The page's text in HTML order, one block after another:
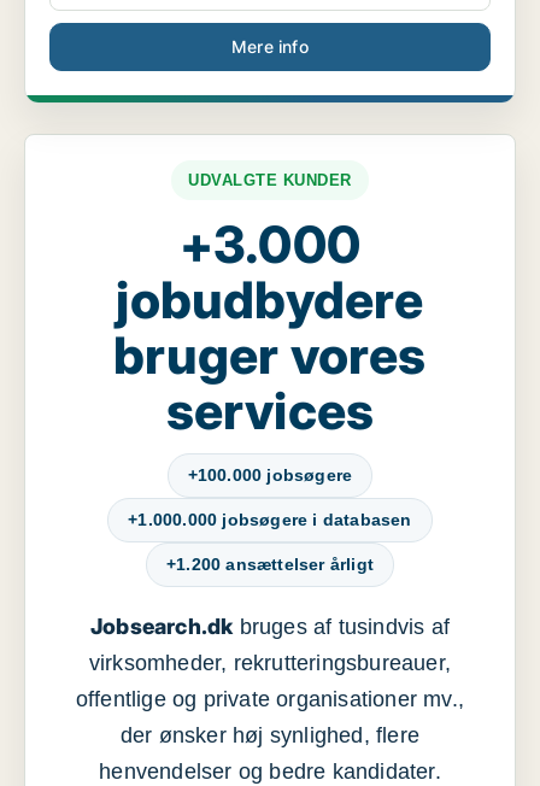
Mere info
UDVALGTE KUNDER
+3.000
jobudbydere
bruger vores
services
+100.000 jobsøgere
+1.000.000 jobsøgere i databasen
+1.200 ansættelser årligt
Jobsearch.dkbruges af tusindvis af
virksomheder, rekrutteringsbureauer,
offentlige og private organisationer mv.,
der ønsker høj synlighed, flere
henvendelser og bedre kandidater.